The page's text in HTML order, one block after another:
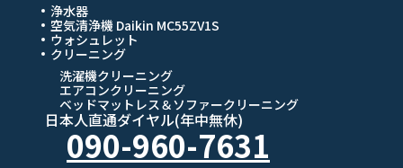
日本人直通ダイヤル(年中無休)
090-960-7631
浄水器
空気清浄機 Daikin MC55ZV1S
ウォシュレット
クリーニング
洗濯機クリーニング
エアコンクリーニング
ベッドマットレス＆ソファークリーニング